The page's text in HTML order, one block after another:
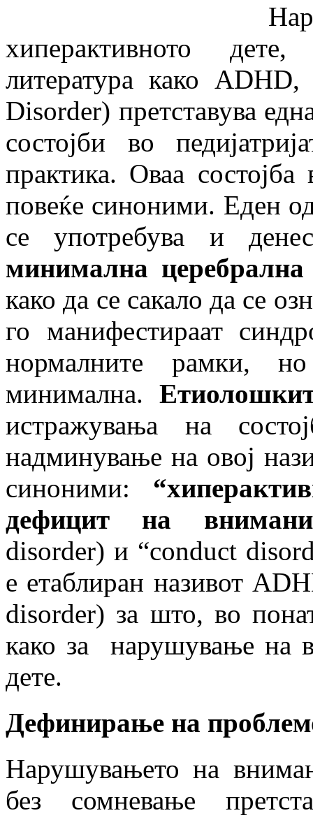
Нарушување
хиперактивното
литература како
Disorder) претставува
состојби во
практика. Оваа
повеќе синоними. Еден
се употребува и
минимална церебрална
како да се сакало да се
го манифестираат
нормалните рамки,
минимална.
истражувања на
надминување на овој
синоними: “
дефицит на
disorder) и “conduct
е етаблиран називот
disorder) за што, во
како за нарушување на
дете.
Дефинирање на
Нарушувањето на
без сомневање